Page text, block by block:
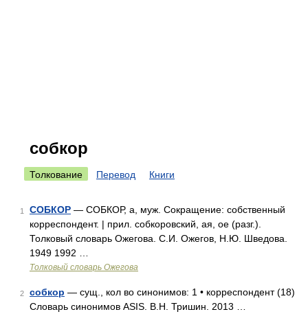
собкор
Толкование Перевод Книги
1 СОБКОР — СОБКОР, а, муж. Сокращение: собственный
корреспондент. | прил. собкоровский, ая, ое (разг.).
Толковый словарь Ожегова. С.И. Ожегов, Н.Ю. Шведова.
1949 1992 …
Толковый словарь Ожегова
2 собкор — сущ., кол во синонимов: 1 • корреспондент (18)
Словарь синонимов ASIS. В.Н. Тришин. 2013 …